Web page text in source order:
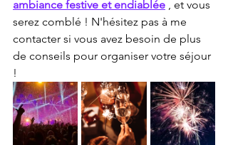
ambiance festive et endiablée , et vous
serez comblé ! N'hésitez pas à me
contacter si vous avez besoin de plus
de conseils pour organiser votre séjour
!